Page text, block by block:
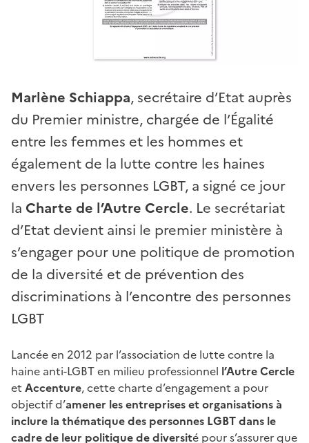
Marlène Schiappa, secrétaire d’Etat auprès
du Premier ministre, chargée de l’Égalité
entre les femmes et les hommes et
également de la lutte contre les haines
envers les personnes LGBT, a signé ce jour
la Charte de l’Autre Cercle. Le secrétariat
d’Etat devient ainsi le premier ministère à
s’engager pour une politique de promotion
de la diversité et de prévention des
discriminations à l’encontre des personnes
LGBT
Lancée en 2012 par l’association de lutte contre la
haine anti-LGBT en milieu professionnel l’Autre Cercle
et Accenture, cette charte d’engagement a pour
objectif d’amener les entreprises et organisations à
inclure la thématique des personnes LGBT dans le
cadre de leur politique de diversité pour s’assurer que